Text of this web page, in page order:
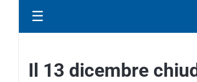
☰
Il 13 dicembre